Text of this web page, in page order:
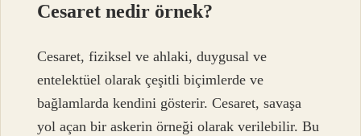
Cesaret nedir örnek?
Cesaret, fiziksel ve ahlaki, duygusal ve
entelektüel olarak çeşitli biçimlerde ve
bağlamlarda kendini gösterir. Cesaret, savaşa
yol açan bir askerin örneği olarak verilebilir. Bu